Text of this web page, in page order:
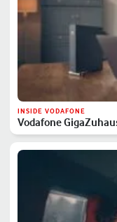
INSIDE VODAFONE
Vodafone